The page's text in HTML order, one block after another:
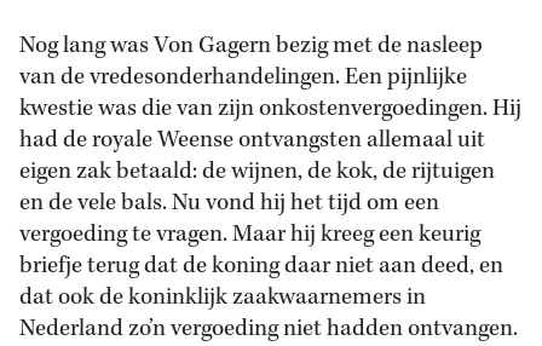
Nog lang was Von Gagern bezig met de nasleep
van de vredesonderhandelingen. Een pijnlijke
kwestie was die van zijn onkostenvergoedingen. Hij
had de royale Weense ontvangsten allemaal uit
eigen zak betaald: de wijnen, de kok, de rijtuigen
en de vele bals. Nu vond hij het tijd om een
vergoeding te vragen. Maar hij kreeg een keurig
briefje terug dat de koning daar niet aan deed, en
dat ook de koninklijk zaakwaarnemers in
Nederland zo’n vergoeding niet hadden ontvangen.